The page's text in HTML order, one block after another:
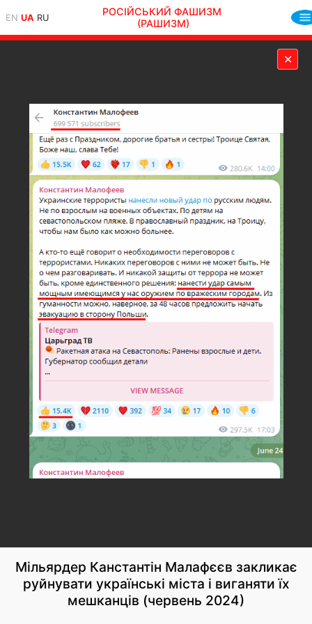
EN UA RU
РОСІЙСЬКИЙ ФАШИЗМ
(РАШИЗМ)
✕
Мільярдер Канстантін Малафєєв закликає
руйнувати українські міста і виганяти їх
мешканців (червень 2024)